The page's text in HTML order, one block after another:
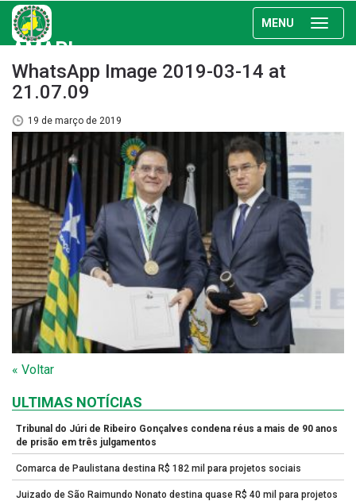
MENU
AMAPI
WhatsApp Image 2019-03-14 at
21.07.09
19 de março de 2019
« Voltar
ULTIMAS NOTÍCIAS
Tribunal do Júri de Ribeiro Gonçalves condena réus a mais de 90 anos
de prisão em três julgamentos
Comarca de Paulistana destina R$ 182 mil para projetos sociais
Juizado de São Raimundo Nonato destina quase R$ 40 mil para projetos